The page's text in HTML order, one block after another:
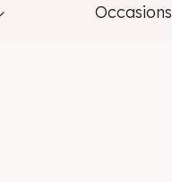
Occasions